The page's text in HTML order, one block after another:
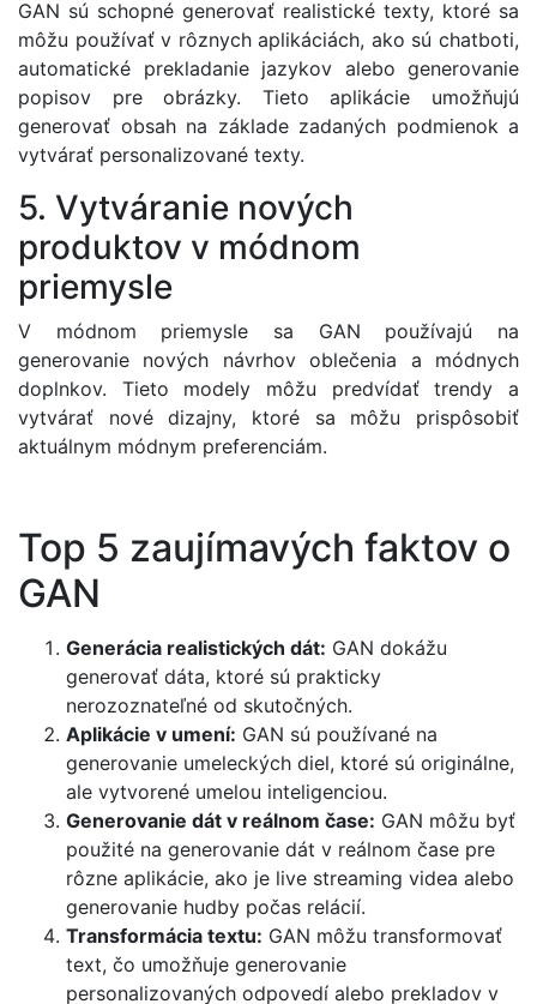
GAN sú schopné generovať realistické texty, ktoré sa
môžu používať v rôznych aplikáciách, ako sú chatboti,
automatické prekladanie jazykov alebo generovanie
popisov pre obrázky. Tieto aplikácie umožňujú
generovať obsah na základe zadaných podmienok a
vytvárať personalizované texty.
5. Vytváranie nových
produktov v módnom
priemysle
V módnom priemysle sa GAN používajú na
generovanie nových návrhov oblečenia a módnych
doplnkov. Tieto modely môžu predvídať trendy a
vytvárať nové dizajny, ktoré sa môžu prispôsobiť
aktuálnym módnym preferenciám.
Top 5 zaujímavých faktov o
GAN
Generácia realistických dát: GAN dokážu
generovať dáta, ktoré sú prakticky
nerozoznateľné od skutočných.
Aplikácie v umení: GAN sú používané na
generovanie umeleckých diel, ktoré sú originálne,
ale vytvorené umelou inteligenciou.
Generovanie dát v reálnom čase: GAN môžu byť
použité na generovanie dát v reálnom čase pre
rôzne aplikácie, ako je live streaming videa alebo
generovanie hudby počas relácií.
Transformácia textu: GAN môžu transformovať
text, čo umožňuje generovanie
personalizovaných odpovedí alebo prekladov v